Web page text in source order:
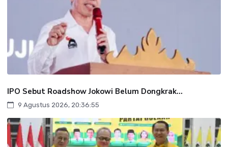
IPO Sebut Roadshow Jokowi Belum Dongkrak...
9 Agustus 2026, 20:36:55